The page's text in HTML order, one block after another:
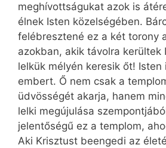
meghívottságukat azok is
élnek Isten közelségében.
felébresztené ez a két torony
azokban, akik távolra kerültek
lelkük mélyén keresik őt! Isten
embert. Ő nem csak a
üdvösségét akarja, hanem
lelki megújulása
jelentőségű ez a templom,
Aki Krisztust beengedi az